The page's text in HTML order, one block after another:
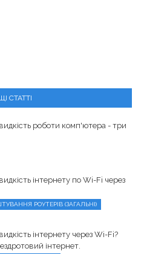
СТАТТІ
роботи комп'ютера - три
інтернету по Wi-Fi через
РОУТЕРІВ (ЗАГАЛЬНІ)
інтернету через Wi-Fi?
інтернет.